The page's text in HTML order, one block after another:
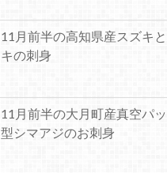
11月前半の高知県産スズキ
キの刺身
11月前半の大月町産真空パ
型シマアジのお刺身